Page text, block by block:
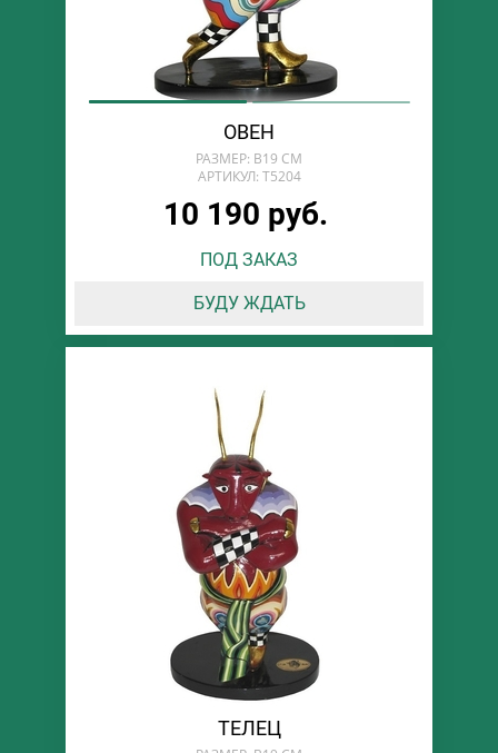
ОВЕН
РАЗМЕР: В19 СМ
АРТИКУЛ: T5204
10 190 руб.
ПОД ЗАКАЗ
БУДУ ЖДАТЬ
ТЕЛЕЦ